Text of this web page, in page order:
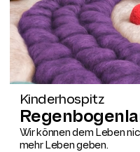
Kinderhospitz
Wir können dem Leben
mehr Leben geben.